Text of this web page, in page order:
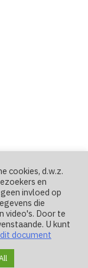
cookies, d.w.z.
en
invloed op
die
video's. Door te
U kunt
document